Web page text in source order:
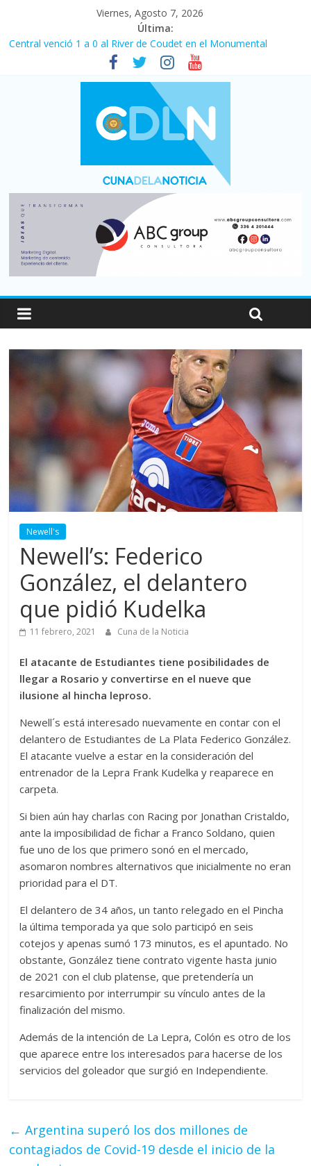
Viernes, Agosto 7, 2026
Última:
Fuerte caída de la venta de autos usados en julio: bajó un 12,6%
Central venció 1 a 0 al River de Coudet en el Monumental
La morosidad alcanzó su nivel más alto en dos décadas y ya
afecta a 400 mil deudores en Santa Fe
Desde que asumió Milei cerraron 41.000 kioscos: el sector
denuncia crisis como en 2001
Vacaciones de invierno con más movimiento y consumo
turístico: 4,6 millones de personas viajaron por el país, un 5,9%
Newell's
Newell’s: Federico
González, el delantero
que pidió Kudelka
11 febrero, 2021 Cuna de la Noticia
El atacante de Estudiantes tiene posibilidades de
llegar a Rosario y convertirse en el nueve que
ilusione al hincha leproso.
Newell´s está interesado nuevamente en contar con el
delantero de Estudiantes de La Plata Federico González.
El atacante vuelve a estar en la consideración del
entrenador de la Lepra Frank Kudelka y reaparece en
carpeta.
Si bien aún hay charlas con Racing por Jonathan Cristaldo,
ante la imposibilidad de fichar a Franco Soldano, quien
fue uno de los que primero sonó en el mercado,
asomaron nombres alternativos que inicialmente no eran
prioridad para el DT.
El delantero de 34 años, un tanto relegado en el Pincha
la última temporada ya que solo participó en seis
cotejos y apenas sumó 173 minutos, es el apuntado. No
obstante, González tiene contrato vigente hasta junio
de 2021 con el club platense, que pretendería un
resarcimiento por interrumpir su vínculo antes de la
finalización del mismo.
Además de la intención de La Lepra, Colón es otro de los
que aparece entre los interesados para hacerse de los
servicios del goleador que surgió en Independiente.
← Argentina superó los dos millones de
contagiados de Covid-19 desde el inicio de la